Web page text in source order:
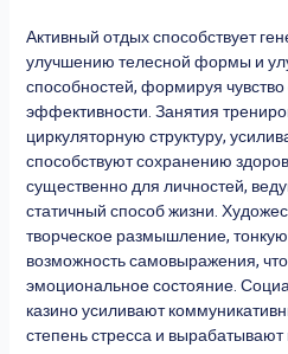
Активный отдых способствует
улучшению телесной формы и
способностей, формируя
эффективности. Занятия
циркуляторную структуру,
способствуют сохранению
существенно для личностей,
статичный способ жизни.
творческое размышление,
возможность самовыражения,
эмоциональное состояние.
казино усиливают
степень стресса и